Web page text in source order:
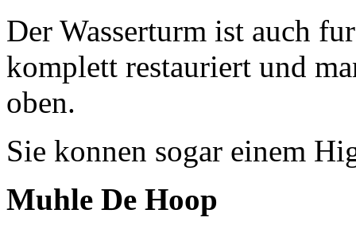
Der Wasserturm ist auch
komplett restauriert und
oben.
Sie konnen sogar einem
Muhle De Hoop